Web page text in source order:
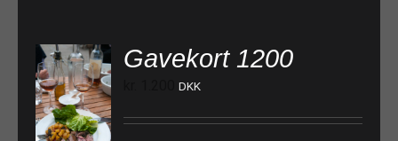
Gavekort 1200
DKK